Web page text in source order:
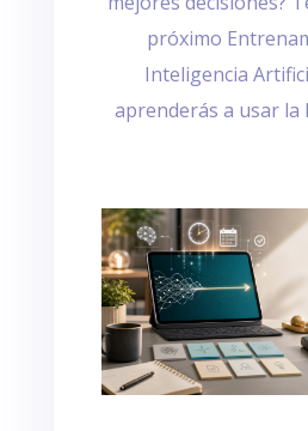
próximo
Inteligencia
aprenderás a usar la